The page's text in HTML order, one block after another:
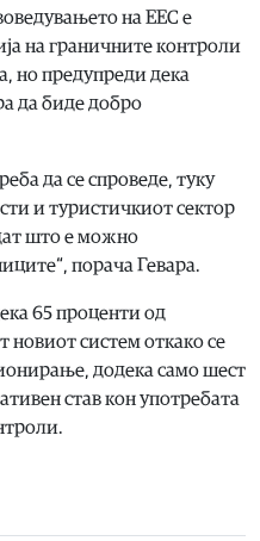
на ЕЕС е
на граничните контроли
но предупреди дека
да биде добро
да се спроведе, туку
и туристичкиот сектор
што е можно
порача Гевара.
65 проценти од
систем откако се
додека само шест
став кон употребата